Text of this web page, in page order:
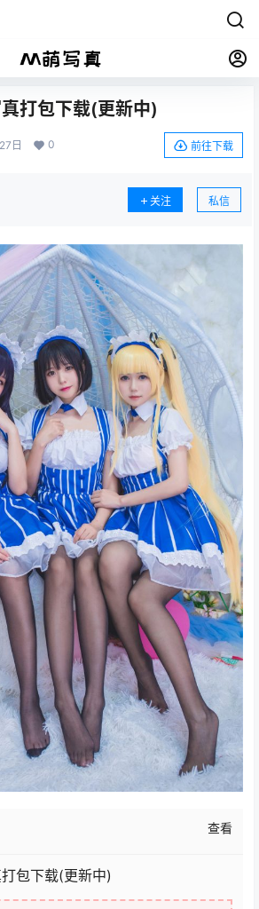
真打包下载(更新中)
日 0 前往下载
关注 私信
查看
打包下载(更新中)